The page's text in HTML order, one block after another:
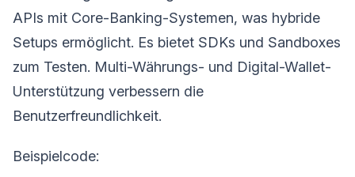
APIs mit Core-Banking-Systemen, was hybride
Setups ermöglicht. Es bietet SDKs und Sandboxes
zum Testen. Multi-Währungs- und Digital-Wallet-
Unterstützung verbessern die
Benutzerfreundlichkeit.
Beispielcode: